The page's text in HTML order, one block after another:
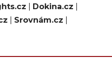
Dokina.cz
Srovnám.cz